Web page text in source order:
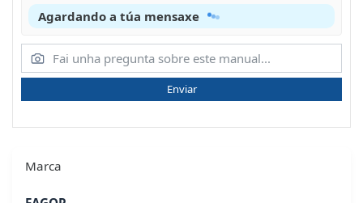
Agardando a túa mensaxe
Enviar
Marca